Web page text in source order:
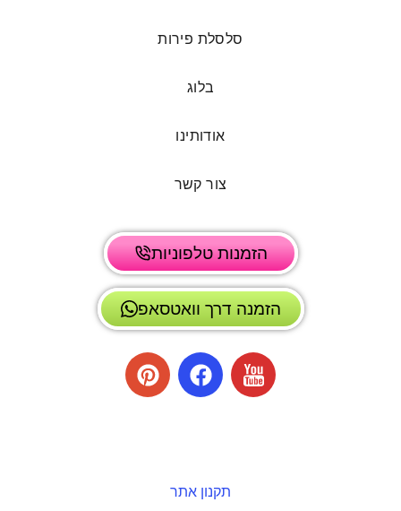
סלסלת פירות
בלוג
אודותינו
צור קשר
הזמנות טלפוניות
הזמנה דרך וואטסאפ
תקנון אתר